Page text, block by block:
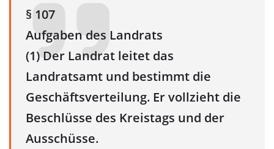
§ 107
Aufgaben des Landrats
(1) Der Landrat leitet das
Landratsamt und bestimmt die
Geschäftsverteilung. Er vollzieht die
Beschlüsse des Kreistags und der
Ausschüsse.